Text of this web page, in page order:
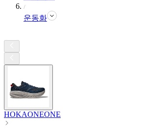
운동화
HOKAONEONE